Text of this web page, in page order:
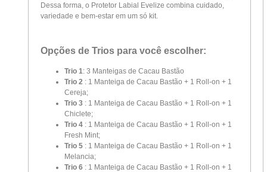
Dessa forma, o Protetor Labial Evelize combina cuidado,
variedade e bem-estar em um só kit.
Opções de Trios para você escolher:
Trio 1: 3 Manteigas de Cacau Bastão
Trio 2 : 1 Manteiga de Cacau Bastão + 1 Roll-on + 1
Cereja;
Trio 3 : 1 Manteiga de Cacau Bastão + 1 Roll-on + 1
Chiclete;
Trio 4 : 1 Manteiga de Cacau Bastão + 1 Roll-on + 1
Fresh Mint;
Trio 5 : 1 Manteiga de Cacau Bastão + 1 Roll-on + 1
Melancia;
Trio 6 : 1 Manteiga de Cacau Bastão + 1 Roll-on + 1